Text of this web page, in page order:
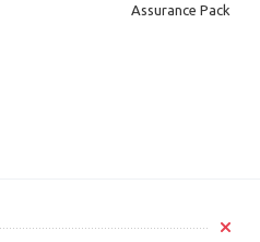
Assurance Pack